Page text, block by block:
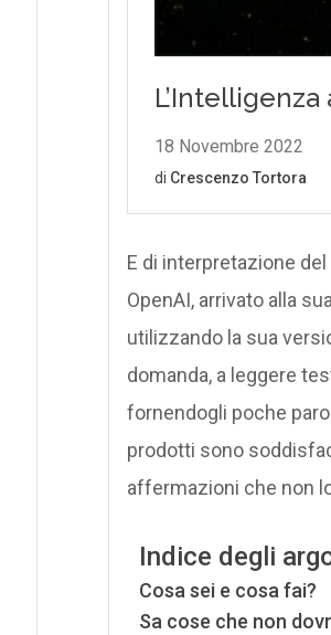
E di interpretazione
OpenAI, arrivato alla
utilizzando la sua
domanda, a leggere
fornendogli poche
prodotti sono
affermazioni che non
Indice degli
Cosa sei e cosa fai?
Sa cose che non